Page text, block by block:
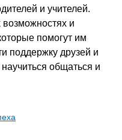
и учителей.
и
помогут им
поддержку друзей и
общаться и